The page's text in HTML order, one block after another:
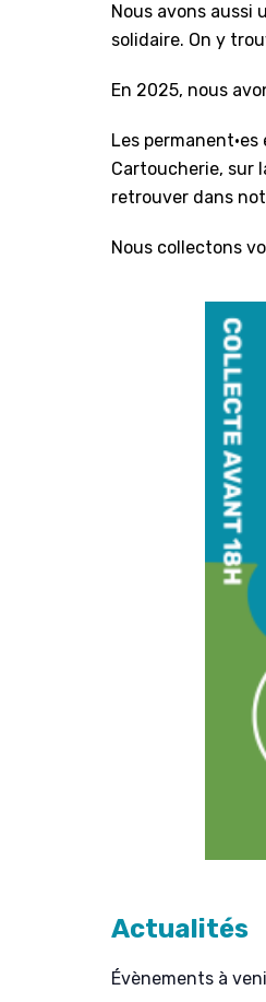
Nous avons aussi
solidaire. On y
En 2025, nous
Les
Cartoucherie, sur
retrouver dans
Nous collectons
Actualités
Évènements à